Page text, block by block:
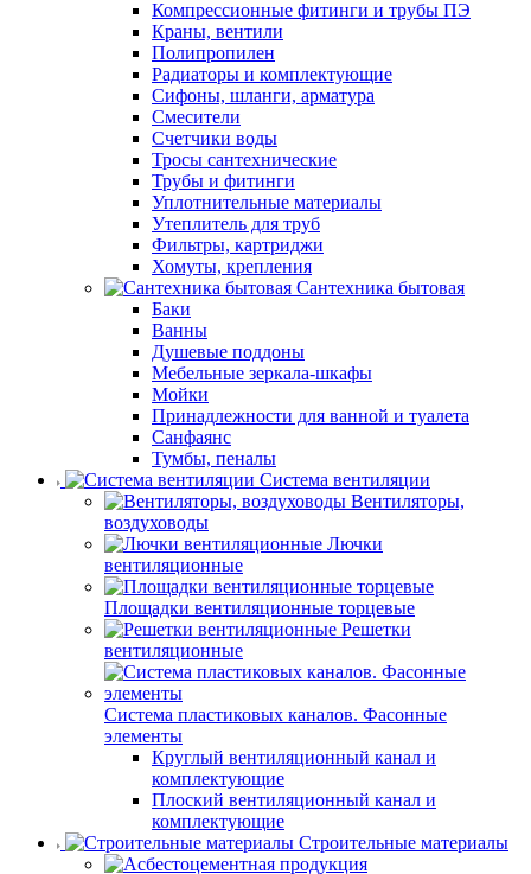
Компрессионные фитинги и трубы ПЭ
Краны, вентили
Полипропилен
Радиаторы и комплектующие
Сифоны, шланги, арматура
Смесители
Счетчики воды
Тросы сантехнические
Трубы и фитинги
Уплотнительные материалы
Утеплитель для труб
Фильтры, картриджи
Хомуты, крепления
Сантехника бытовая
Баки
Ванны
Душевые поддоны
Мебельные зеркала-шкафы
Мойки
Принадлежности для ванной и туалета
Санфаянс
Тумбы, пеналы
Система вентиляции
Вентиляторы,
воздуховоды
Лючки
вентиляционные
Площадки вентиляционные торцевые
Решетки
вентиляционные
Система пластиковых каналов. Фасонные
элементы
Круглый вентиляционный канал и
комплектующие
Плоский вентиляционный канал и
комплектующие
Строительные материалы